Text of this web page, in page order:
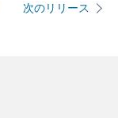
次のリリース